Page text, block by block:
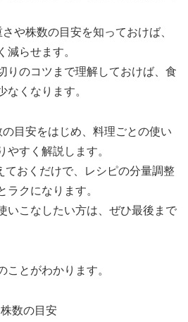
や株数の目安を知っておけば、
減らせます。
りのコツまで理解しておけば、食
なくなります。
目安をはじめ、料理ごとの使い
やすく解説します。
ておくだけで、レシピの分量調整
ラクになります。
いこなしたい方は、ぜひ最後まで
ことがわかります。
数の目安